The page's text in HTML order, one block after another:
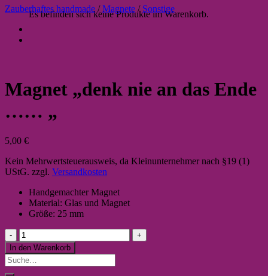
Es befinden sich keine Produkte im Warenkorb.
Zauberhaftes handmade / Magnete / Sonstige
Magnet „denk nie an das Ende
…… „
5,00 €
Kein Mehrwertsteuerausweis, da Kleinunternehmer nach §19 (1)
UStG. zzgl. Versandkosten
Handgemachter Magnet
Material: Glas und Magnet
Größe: 25 mm
Magnet
"denk
nie
an
In den Warenkorb
Suche
nach: